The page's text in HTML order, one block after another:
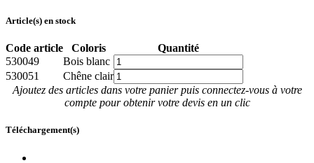
Article(s) en stock
Code article Coloris
Quantité
530049
Bois blanc
530051
Chêne clair
Ajoutez des articles dans votre panier puis connectez-vous à votre
compte pour obtenir votre devis en un clic
Téléchargement(s)